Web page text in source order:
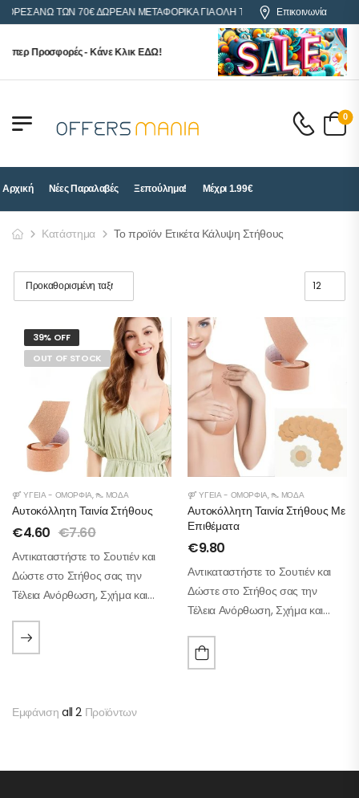
ΑΝΩ ΤΩΝ 70€ ΔΩΡΕΑΝ ΜΕΤΑΦΟΡΙΚΑ ΓΙΑ ΟΛΗ ΤΗΝ ΕΛΛΑΔΑΕπικοινωνία
Προσφορές - Κάνε Κλικ ΕΔΩ!
0
Αρχική Νέες Παραλαβές Ξεπούλημα! Μέχρι 1.99€
Κατάστημα Το προϊόν Ετικέτα Κάλυψη Στήθους
39% OFF
OUT OF STOCK
⚤ ΥΓΕΊΑ - ΟΜΟΡΦΙΆ,👠 ΜΌΔΑ
Αυτοκόλλητη Ταινία Στήθους
€4.60 €7.60
Αντικαταστήστε το Σουτιέν και
Δώστε στο Στήθος σας την
Τέλεια Ανόρθωση, Σχήμα και
⚤ ΥΓΕΊΑ - ΟΜΟΡΦΙΆ,👠 ΜΌΔΑ
Αυτοκόλλητη Ταινία Στήθους Με
Επιθέματα
€9.80
Αντικαταστήστε το Σουτιέν και
Δώστε στο Στήθος σας την
Τέλεια Ανόρθωση, Σχήμα και
Εμφάνιση all 2 Προϊόντων